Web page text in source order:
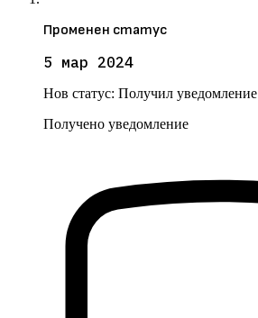
Променен статус
5 мар 2024
Нов статус: Получил уведомление
Получено уведомление